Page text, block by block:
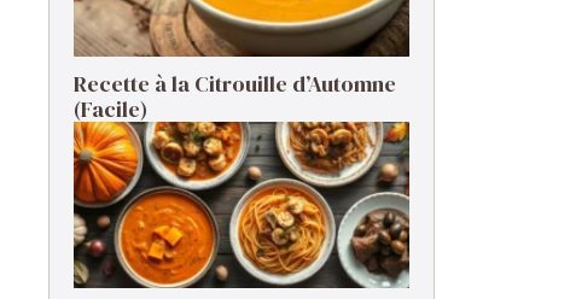
Recette à la Citrouille d’Automne
(Facile)